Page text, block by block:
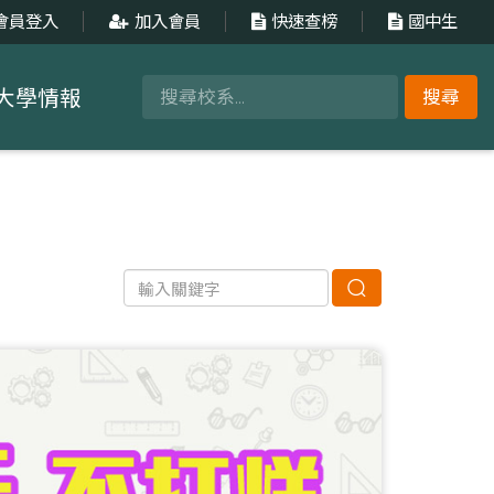
員登入 加入會員 快速查榜 國中生
搜尋
學情報